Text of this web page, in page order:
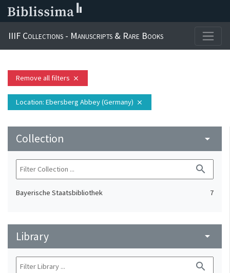
IIIF Collections - Manuscripts & Rare Books
Remove all filters close
Location: Ebersberg Abbey (Germany) close
Collection arrow_drop_down
search
Bayerische Staatsbibliothek 7
Library arrow_drop_down
search